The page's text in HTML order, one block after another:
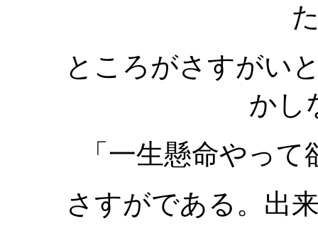
ところがさすがい
かし
「一生懸命やっ
さすがである。出